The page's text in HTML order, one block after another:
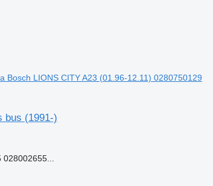
Bosch LIONS CITY A23 (01.96-12.11) 0280750129
bus (1991-)